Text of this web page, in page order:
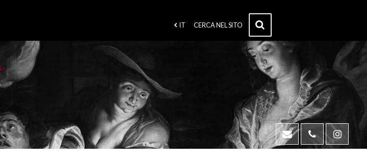
IT CERCA NEL SITO